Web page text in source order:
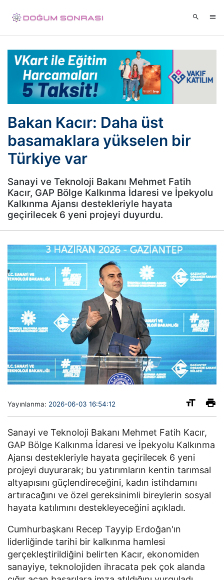
Bakan Kacır: Daha üst
basamaklara yükselen bir
Türkiye var
Sanayi ve Teknoloji Bakanı Mehmet Fatih
Kacır, GAP Bölge Kalkınma İdaresi ve İpekyolu
Kalkınma Ajansı destekleriyle hayata
geçirilecek 6 yeni projeyi duyurdu.
Yayınlanma: 2026-06-03 16:54:12
Sanayi ve Teknoloji Bakanı Mehmet Fatih Kacır,
GAP Bölge Kalkınma İdaresi ve İpekyolu Kalkınma
Ajansı destekleriyle hayata geçirilecek 6 yeni
projeyi duyurarak; bu yatırımların kentin tarımsal
altyapısını güçlendireceğini, kadın istihdamını
artıracağını ve özel gereksinimli bireylerin sosyal
hayata katılımını destekleyeceğini açıkladı.
Cumhurbaşkanı Recep Tayyip Erdoğan'ın
liderliğinde tarihi bir kalkınma hamlesi
gerçekleştirildiğini belirten Kacır, ekonomiden
sanayiye, teknolojiden ihracata pek çok alanda